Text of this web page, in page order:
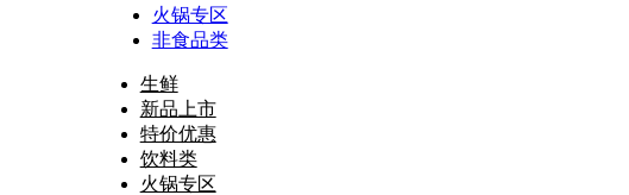
火锅专区
非食品类
生鲜
新品上市
特价优惠
饮料类
火锅专区